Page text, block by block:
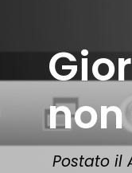
Postato il